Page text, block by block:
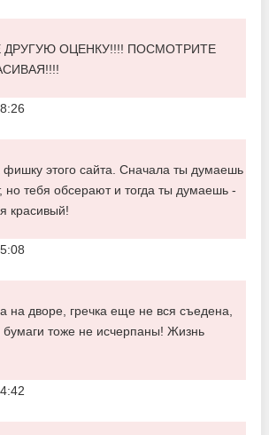
ДРУГУЮ ОЦЕНКУ!!!! ПОСМОТРИТЕ
фишку этого сайта. Сначала ты думаешь
но тебя обсерают и тогда ты думаешь -
красивый!
на дворе, гречка еще не вся съедена,
бумаги тоже не исчерпаны! Жизнь